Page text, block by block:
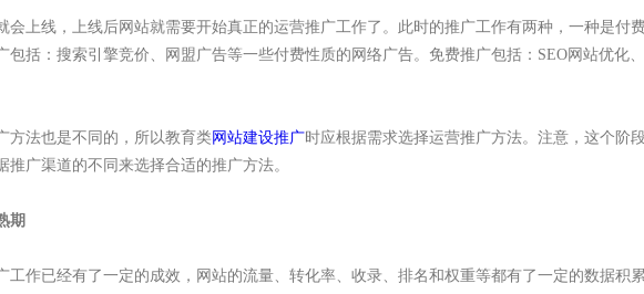
会上线，上线后网站就需要开始真正的运营推广工作了。此时的推广工作有两种，一种是付
包括：搜索引擎竞价、网盟广告等一些付费性质的网络广告。免费推广包括：SEO网站优化
法也是不同的，所以教育类网站建设推广时应根据需求选择运营推广方法。注意，这个阶
广渠道的不同来选择合适的推广方法。
期
工作已经有了一定的成效，网站的流量、转化率、收录、排名和权重等都有了一定的数据积